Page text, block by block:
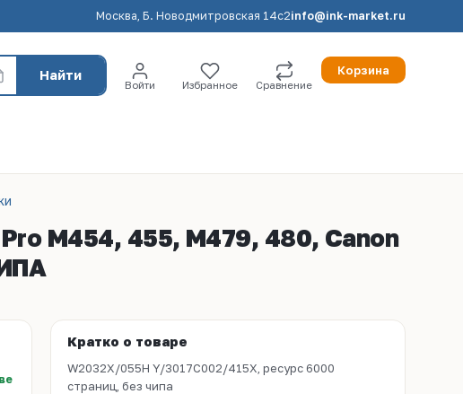
Москва, Б. Новодмитровская 14с2info@ink-market.ru
Найти
Войти Избранное Сравнение
Корзина
M454, 455, M479, 480, Canon
Кратко о товаре
W2032X/055H Y/3017C002/415X, ресурс 6000
страниц, без чипа